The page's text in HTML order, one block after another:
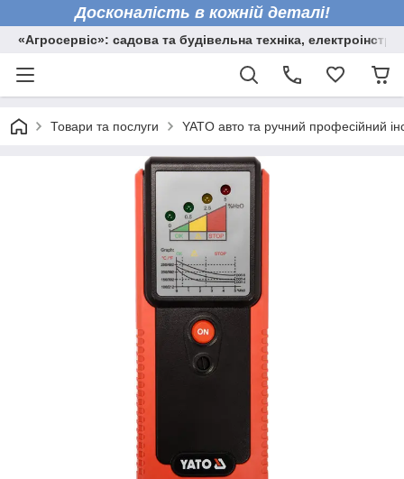
Досконалість в кожній деталі!
«Агросервіс»: садова та будівельна техніка,
Товари та послуги YATO авто та ручний професійний